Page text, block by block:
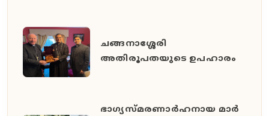
ചങ്ങനാശ്ശേരി
അതിരൂപതയുടെ ഉപഹാരം
ഭാഗ്യസ്മരണാർഹനായ മാർ